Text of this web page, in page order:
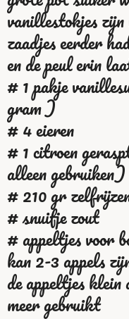
vanillestokjes
zaadjes eerder
en de peul erin
# 1 pakje
gram )
# 4eieren
# 1 citroen
alleen gebruiken)
# 210 gr
# snuifje zout
# appeltjes voor
kan 2-3 appels
de appeltjes klein
meer gebruikt